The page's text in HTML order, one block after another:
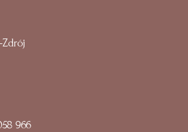
Zdrój
966